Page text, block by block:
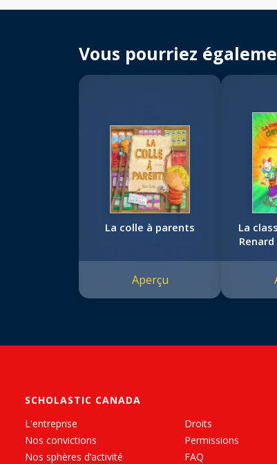
Vous pourriez
La colle à parents
Aperçu
La
SCHOLASTIC CANADA
L'entreprise
Nos convictions
Nos sphères d’activité
Droits
Permissions
FAQ